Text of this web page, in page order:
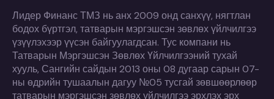
Лидер Финанс ТМЗ нь анх 2009 онд санхүү, нягтлан
бодох бүртгэл, татварын мэргэшсэн зөвлөх үйлчилгээ
үзүүлэхээр үүсэн байгуулагдсан. Тус компани нь
Татварын Мэргэшсэн Зөвлөх Үйлчилгээний тухай
хууль, Сангийн сайдын 2013 оны 08 дугаар сарын 07-
ны өдрийн тушаалын дагуу №05 тусгай зөвшөөрлөөр
татварын мэргэшсэн зөвлөх үйлчилгээ эрхлэх эрх